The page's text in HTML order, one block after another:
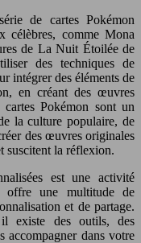
de cartes Pokémon
célèbres, comme Mona
de La Nuit Étoilée de
des techniques de
intégrer des éléments de
en créant des œuvres
cartes Pokémon sont un
la culture populaire, de
des œuvres originales
suscitent la réflexion.
est une activité
offre une multitude de
et de partage.
existe des outils, des
accompagner dans votre